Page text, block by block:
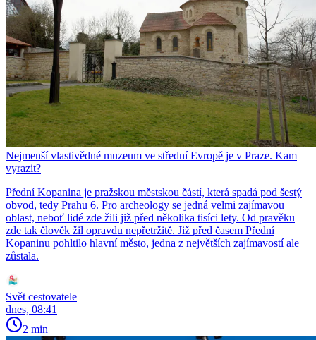
Nejmenší vlastivědné muzeum ve střední Evropě je v Praze. Kam
vyrazit?
Přední Kopanina je pražskou městskou částí, která spadá pod šestý
obvod, tedy Prahu 6. Pro archeology se jedná velmi zajímavou
oblast, neboť lidé zde žili již před několika tisíci lety. Od pravěku
zde tak člověk žil opravdu nepřetržitě. Již před časem Přední
Kopaninu pohltilo hlavní město, jedna z největších zajímavostí ale
zůstala.
Svět cestovatele
dnes, 08:41
2 min